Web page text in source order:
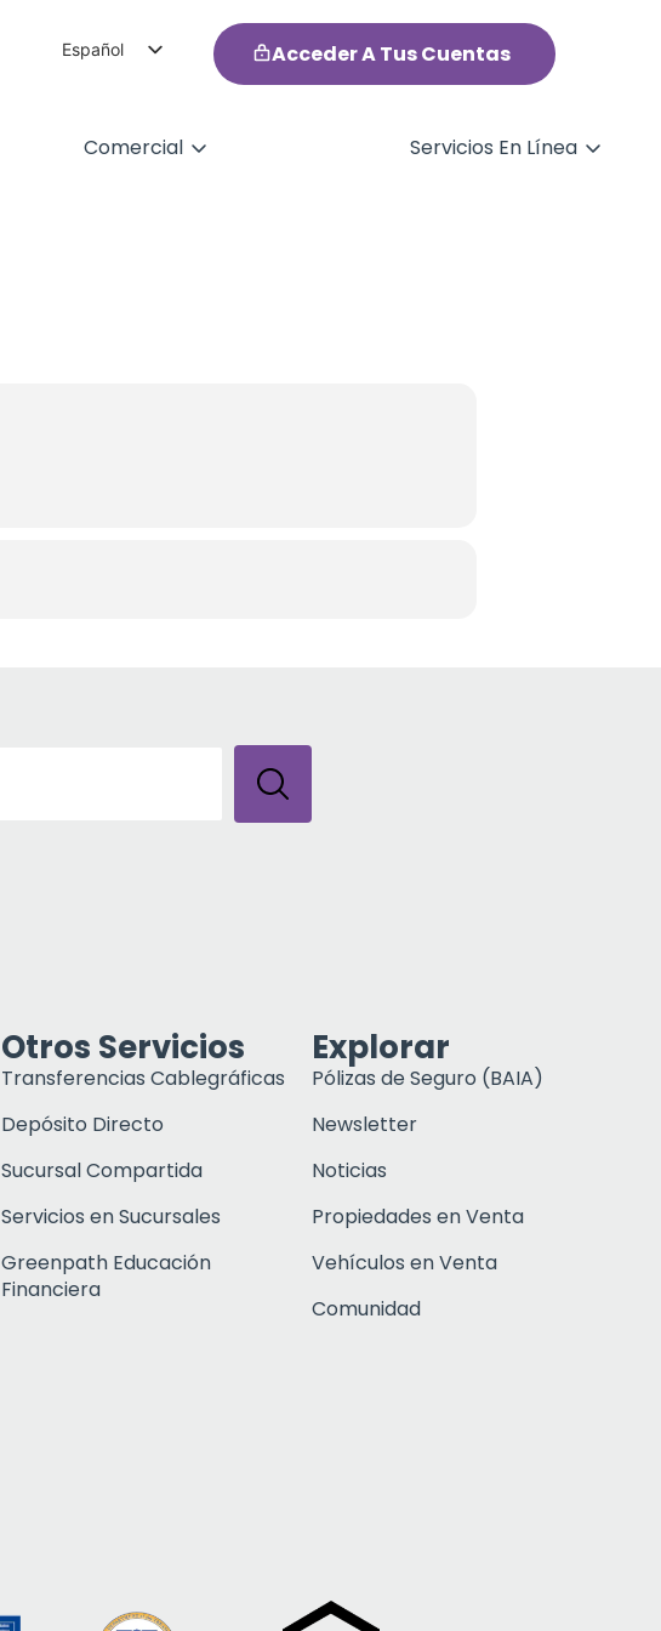
Español
Acceder A Tus Cuentas
Comercial Servicios En Línea
Otros Servicios
Transferencias Cablegráficas
Depósito Directo
Sucursal Compartida
Servicios en Sucursales
Greenpath Educación
Financiera
Explorar
Pólizas de Seguro (BAIA)
Newsletter
Noticias
Propiedades en Venta
Vehículos en Venta
Comunidad